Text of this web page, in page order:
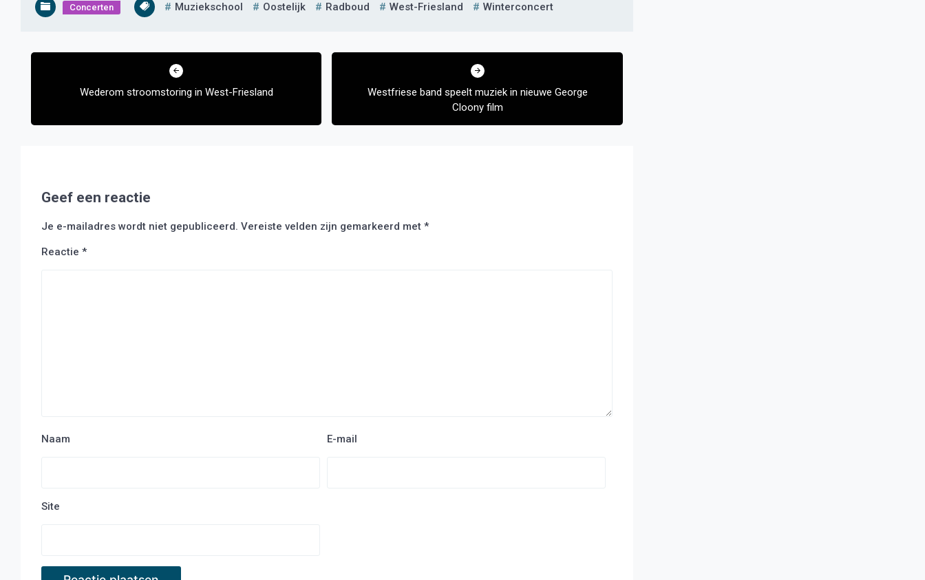
Concerten Muziekschool Oostelijk Radboud West-Friesland Winterconcert
Bericht
Wederom stroomstoring in West-Friesland
Westfriese band speelt muziek in nieuwe George
Cloony film
Geef een reactie
Je e-mailadres wordt niet gepubliceerd. Vereiste velden zijn gemarkeerd met *
Reactie *
Naam E-mail
Site